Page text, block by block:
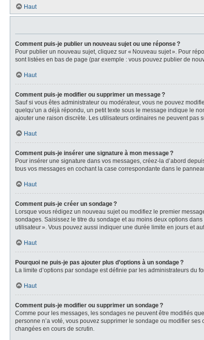
Haut
Comment puis-je publier un nouveau sujet ou une réponse ?
Pour publier un nouveau sujet, cliquez sur « Nouveau sujet ». Pour
sont listées en bas de page (par exemple : vous pouvez publier de
Haut
Comment puis-je modifier ou supprimer un message ?
Sauf si vous êtes administrateur ou modérateur, vous ne pouvez
quelqu’un a déjà répondu, un petit texte sous le message indique le
ajouter une raison discrète. Les utilisateurs ordinaires ne peuvent pas
Haut
Comment puis-je insérer une signature à mon message ?
Pour insérer une signature dans vos messages, créez-la d’abord
tous vos messages en cochant la case correspondante dans le
Haut
Comment puis-je créer un sondage ?
Lorsque vous rédigez un nouveau sujet ou modifiez le premier
sondages. Saisissez le titre du sondage et au moins deux options
utilisateur ». Vous pouvez aussi indiquer une durée limite en jours et
Haut
Pourquoi ne puis-je pas ajouter plus d’options à un sondage ?
La limite d’options par sondage est définie par les administrateurs du
Haut
Comment puis-je modifier ou supprimer un sondage ?
Comme pour les messages, les sondages ne peuvent être modifiés
personne n’a voté, vous pouvez supprimer le sondage ou modifier
changées en cours de scrutin.